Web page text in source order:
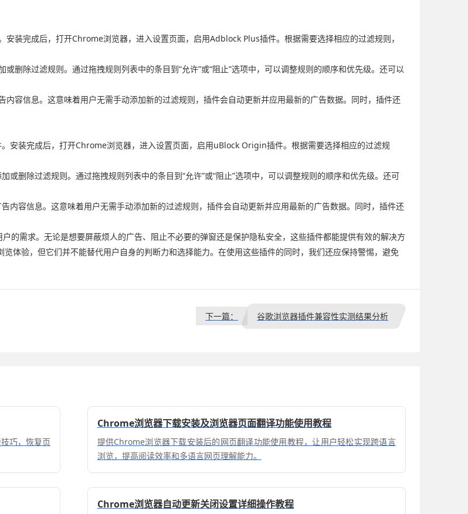
装完成后，打开Chrome浏览器，进入设置页面，启用Adblock Plus插件。根据需要选择相应的过滤规则，
删除过滤规则。通过拖拽规则列表中的条目到“允许”或“阻止”选项中，可以调整规则的顺序和优先级。还可以
容信息。这意味着用户无需手动添加新的过滤规则，插件会自动更新并应用最新的广告数据。同时，插件还
安装完成后，打开Chrome浏览器，进入设置页面，启用uBlock Origin插件。根据需要选择相应的过滤规
删除过滤规则。通过拖拽规则列表中的条目到“允许”或“阻止”选项中，可以调整规则的顺序和优先级。还可
容信息。这意味着用户无需手动添加新的过滤规则，插件会自动更新并应用最新的广告数据。同时，插件还
的需求。无论是想要屏蔽烦人的广告、阻止不必要的弹窗还是保护隐私安全，这些插件都能提供有效的解决方
体验，但它们并不能替代用户自身的判断力和选择能力。在使用这些插件的同时，我们还应保持警惕，避免
下一篇： 谷歌浏览器插件兼容性实测结果分析
巧，恢复页
Chrome浏览器下载安装及浏览器页面翻译功能使用教程
提供Chrome浏览器下载安装后的网页翻译功能使用教程，让用户轻松实现跨语言
浏览，提高阅读效率和多语言网页理解能力。
Chrome浏览器自动更新关闭设置详细操作教程